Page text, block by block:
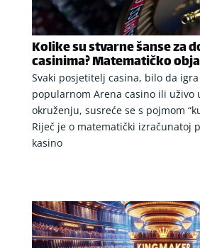
Kolike su stvarne šanse za
casinima? Matematičko
Svaki posjetitelj casina, bilo da
popularnom Arena casino ili uživo
okruženju, susreće se s pojmom
Riječ je o matematički izračunatoj
kasino